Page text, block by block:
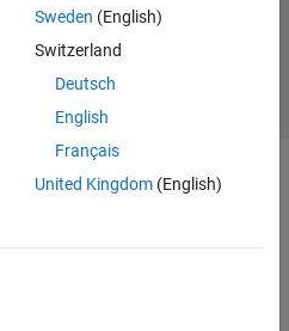
Sweden (English)
Switzerland
Deutsch
English
Français
United Kingdom(English)